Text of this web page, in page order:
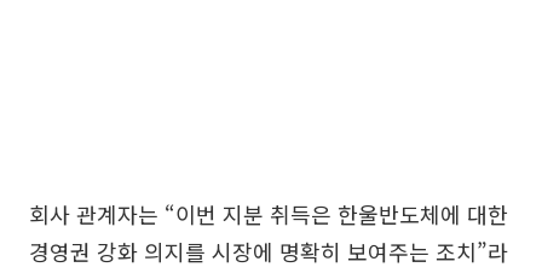
회사 관계자는 “이번 지분 취득은 한울반도체에 대한
경영권 강화 의지를 시장에 명확히 보여주는 조치”라